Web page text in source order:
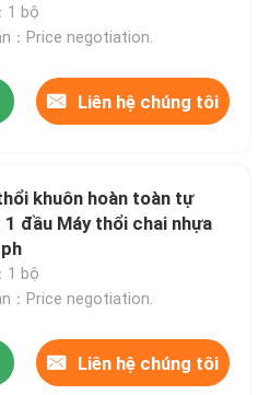
1 bộ
：Price negotiation.
Liên hệ chúng tôi
khuôn hoàn toàn tự
1 đầu Máy thổi chai nhựa
1 bộ
：Price negotiation.
Liên hệ chúng tôi